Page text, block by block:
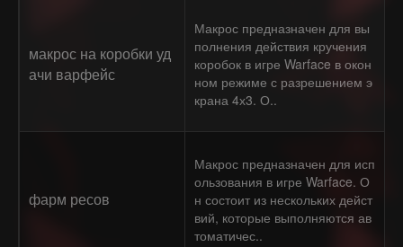
макрос на коробки уд
ачи варфейс
Макрос предназначен для вы
полнения действия кручения
коробок в игре Warface в окон
ном режиме с разрешением э
крана 4х3. О..
фарм ресов
Макрос предназначен для исп
ользования в игре Warface. О
н состоит из нескольких дейст
вий, которые выполняются ав
томатичес..